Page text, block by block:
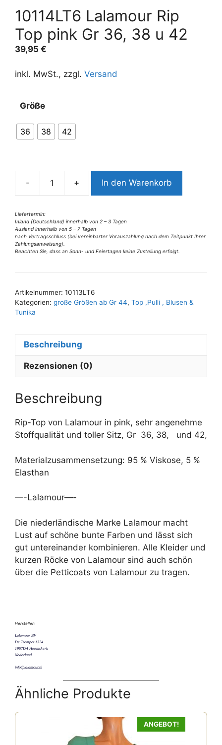
10114LT6 Lalamour Rip
Top pink Gr 36, 38 u 42
39,95 €
inkl. MwSt., zzgl. Versand
Größe
36 38 42
-
10114LT6
Top
pink
Gr
38
u
42
+ In den Warenkorb
Liefertermin:
Inland (Deutschland) innerhalb von 2 – 3 Tagen
Ausland innerhalb von 5 – 7 Tagen
nach Vertragsschluss (bei vereinbarter Vorauszahlung nach dem Zeitpunkt Ihrer
Zahlungsanweisung).
Beachten Sie, dass an Sonn- und Feiertagen keine Zustellung erfolgt.
t
e
a
i
v
e
:
Artikelnummer: 10113LT6
Kategorien: große Größen ab Gr 44, Top ,Pulli , Blusen &
Tunika
Beschreibung
Rezensionen (0)
Beschreibung
Rip-Top von Lalamour in pink, sehr angenehme
Stoffqualität und toller Sitz, Gr 36, 38, und 42,
Materialzusammensetzung: 95 % Viskose, 5 %
Elasthan
—-Lalamour—-
Die niederländische Marke Lalamour macht
Lust auf schöne bunte Farben und lässt sich
gut untereinander kombinieren. Alle Kleider und
kurzen Röcke von Lalamour sind auch schön
über die Petticoats von Lalamour zu tragen.
Hersteller:
Lalamour BV
De Trompet 1324
1967DA Heemskerk
Nederland
info@lalamour.nl
Ähnliche Produkte
ANGEBOT!